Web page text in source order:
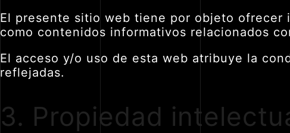
El presente sitio web tiene por objeto ofrecer
como contenidos informativos relacionados
El acceso y/o uso de esta web atribuye la
reflejadas.
3. Propiedad